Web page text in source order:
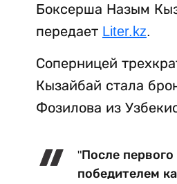
Боксерша Назым
передает Liter.kz.
Соперницей
Кызайбай стала
Фозилова из
"После
победителем